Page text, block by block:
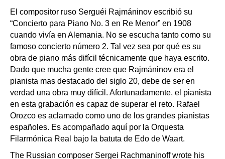
El compositor ruso Serguéi Rajmáninov escribió su
“Concierto para Piano No. 3 en Re Menor” en 1908
cuando vivía en Alemania. No se escucha tanto como su
famoso concierto número 2. Tal vez sea por qué es su
obra de piano más difícil técnicamente que haya escrito.
Dado que mucha gente cree que Rajmáninov era el
pianista mas destacado del siglo 20, debe de ser en
verdad una obra muy difícil. Afortunadamente, el pianista
en esta grabación es capaz de superar el reto. Rafael
Orozco es aclamado como uno de los grandes pianistas
españoles. Es acompañado aquí por la Orquesta
Filarmónica Real bajo la batuta de Edo de Waart.
The Russian composer Sergei Rachmaninoff wrote his